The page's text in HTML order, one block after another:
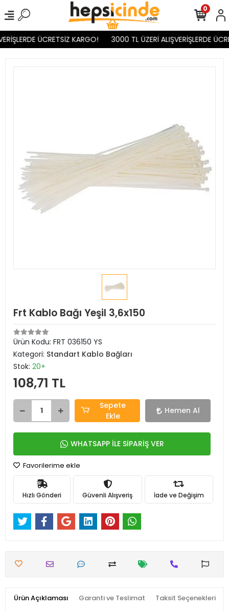
ÜCRETSİZ KARGO! 3000 TL ÜZERİ ALIŞVERİŞLERDE
0
Frt Kablo Bağı Yeşil 3,6x150
Ürün Kodu: FRT 036150 YS
Kategori: Standart Kablo Bağları
Stok: 20+
108,71 TL
Sepete
Ekle
Hemen Al
WHATSAPP İLE SİPARİŞ VER
Favorilerime ekle
Hızlı Gönderi Güvenli Alışveriş İade ve Değişim
Ürün Açıklaması Garanti ve Teslimat Taksit Seçenekleri